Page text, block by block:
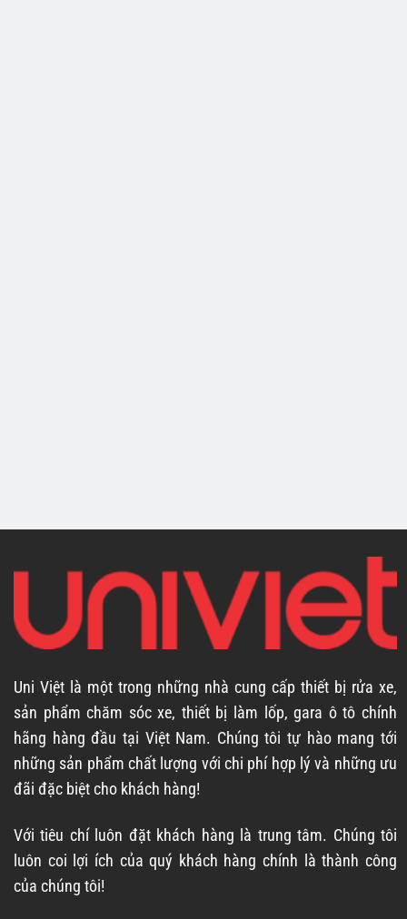
Uni Việt là một trong những nhà cung cấp thiết bị rửa xe,
sản phẩm chăm sóc xe, thiết bị làm lốp, gara ô tô chính
hãng hàng đầu tại Việt Nam. Chúng tôi tự hào mang tới
những sản phẩm chất lượng với chi phí hợp lý và những ưu
đãi đặc biệt cho khách hàng!
Với tiêu chí luôn đặt khách hàng là trung tâm. Chúng tôi
luôn coi lợi ích của quý khách hàng chính là thành công
của chúng tôi!